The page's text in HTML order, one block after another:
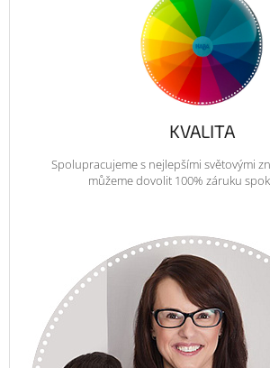
KVALITA
Spolupracujeme s nejlepšími světovými
můžeme dovolit 100% záruku